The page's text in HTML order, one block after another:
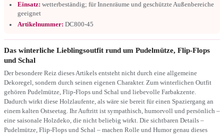
Einsatz: wetterbeständig; für Innenräume und geschützte Außenbereiche
geeignet
Artikelnummer: DC800-45
Das winterliche Lieblingsoutfit rund um Pudelmütze, Flip-Flops
und Schal
Der besondere Reiz dieses Artikels entsteht nicht durch eine allgemeine
Dekoregel, sondern durch seinen eigenen Charakter. Zum winterlichen Outfit
gehören Pudelmütze, Flip-Flops und Schal und liebevolle Farbakzente.
Dadurch wirkt diese Holzlaufente, als wäre sie bereit für einen Spaziergang an
einem kalten Ostseetag. Ihr Auftritt ist sympathisch, humorvoll und persönlich –
eine saisonale Holzdeko, die nicht beliebig wirkt. Die sichtbaren Details –
Pudelmütze, Flip-Flops und Schal – machen Rolle und Humor genau dieses